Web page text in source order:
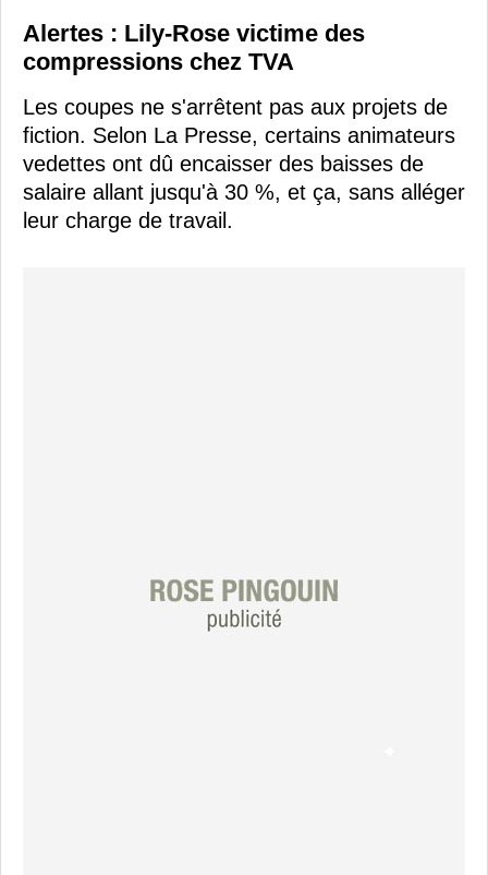
Alertes : Lily-Rose victime des
compressions chez TVA
Les coupes ne s'arrêtent pas aux projets de
fiction. Selon La Presse, certains animateurs
vedettes ont dû encaisser des baisses de
salaire allant jusqu'à 30 %, et ça, sans alléger
leur charge de travail.